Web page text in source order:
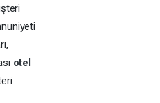
otel